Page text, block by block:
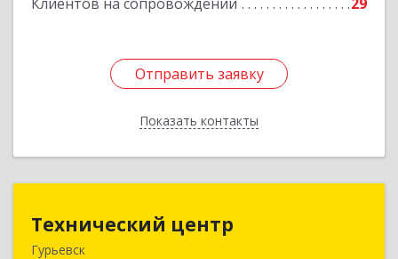
Отправить заявку
Показать контакты
Отправить заявку
Назад
Технический центр
Гурьевск